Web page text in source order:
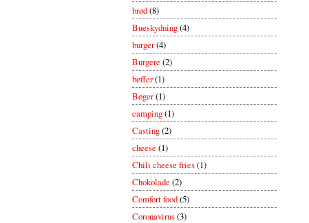
brød(8)
Bueskydning(4)
burger(4)
Burgere(2)
bøffer(1)
Bøger(1)
camping(1)
Casting(2)
cheese(1)
Chili cheese fries(1)
Chokolade(2)
Comfort food(5)
Coronavirus(3)